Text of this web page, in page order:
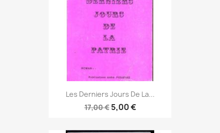
Les Derniers Jours De La...
17,00 € 5,00 €